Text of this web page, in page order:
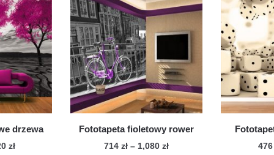
wariantów.
Opcje
można
wybrać
na
stronie
produktu
drzewa
złZakres
Fototapeta fioletowy rower
714zł – 1,080złZakres